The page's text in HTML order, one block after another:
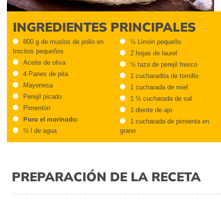
INGREDIENTES PRINCIPALES
800 g de muslos de pollo en
trocitos pequeños
Aceite de oliva
4 Panes de pita
Mayonesa
Perejil picado
Pimentón
Para el marinado:
½ l de agua
½ Limón pequeño
2 hojas de laurel
½ taza de perejil fresco
1 cucharadita de tomillo
1 cucharada de miel
1 ½ cucharada de sal
1 diente de ajo
1 cucharada de pimienta en
grano
PREPARACIÓN DE LA RECETA